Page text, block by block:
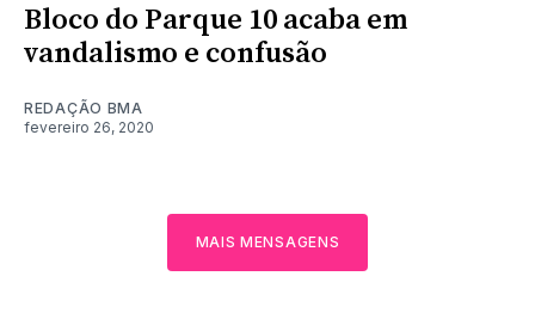
Bloco do Parque 10 acaba em
vandalismo e confusão
REDAÇÃO BMA
fevereiro 26, 2020
MAIS MENSAGENS